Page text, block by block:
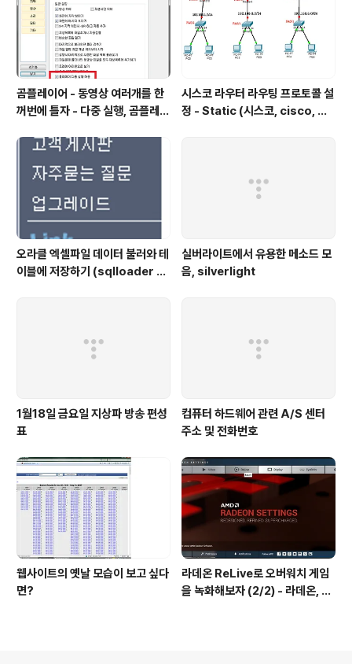
곰플레이어 - 동영상 여러개를 한
꺼번에 틀자 - 다중 실행, 곰플레이
다운
시스코 라우터 라우팅 프로토콜 설
정 - Static (시스코, cisco, 라
오라클 엑셀파일 데이터 불러와 테
이블에 저장하기 (sqlloader 를
실버라이트에서 유용한 메소드 모
음, silverlight
1월18일 금요일 지상파 방송 편성
표
컴퓨터 하드웨어 관련 A/S 센터
주소 및 전화번호
웹사이트의 옛날 모습이 보고 싶다
면?
라데온 ReLive로 오버워치 게임
을 녹화해보자 (2/2) - 라데온, 암